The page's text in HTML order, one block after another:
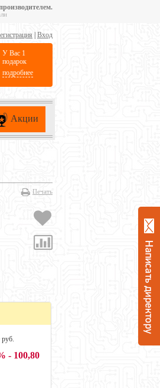
Вход
У Вас 1
подарок
подробнее
Акции
Печать
- 100,80